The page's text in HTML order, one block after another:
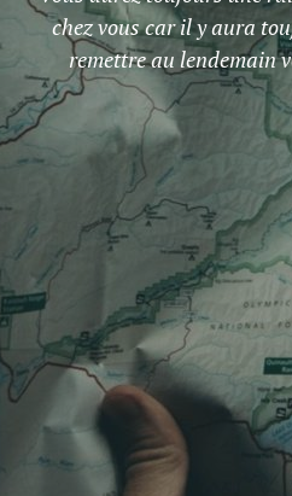
chez vous car il y aura
remettre au lendemain